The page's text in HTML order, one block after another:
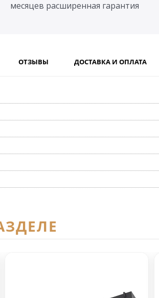
месяцев расширенная гарантия
ОТЗЫВЫ ДОСТАВКА И ОПЛАТА